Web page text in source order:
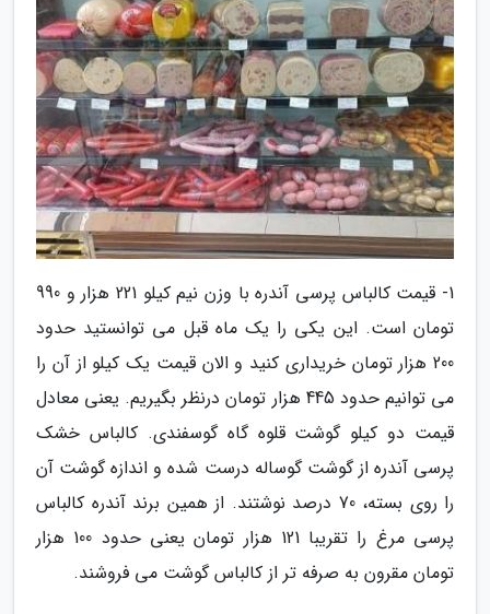
1- قیمت کالباس پرسی آندره با وزن نیم کیلو 221 هزار و 990
تومان است. این یکی را یک ماه قبل می توانستید حدود
200 هزار تومان خریداری کنید و الان قیمت یک کیلو از آن را
می توانیم حدود 445 هزار تومان درنظر بگیریم. یعنی معادل
قیمت دو کیلو گوشت قلوه گاه گوسفندی. کالباس خشک
پرسی آندره از گوشت گوساله درست شده و اندازه گوشت آن
را روی بسته، 70 درصد نوشتند. از همین برند آندره کالباس
پرسی مرغ را تقریبا 121 هزار تومان یعنی حدود 100 هزار
تومان مقرون به صرفه تر از کالباس گوشت می فروشند.